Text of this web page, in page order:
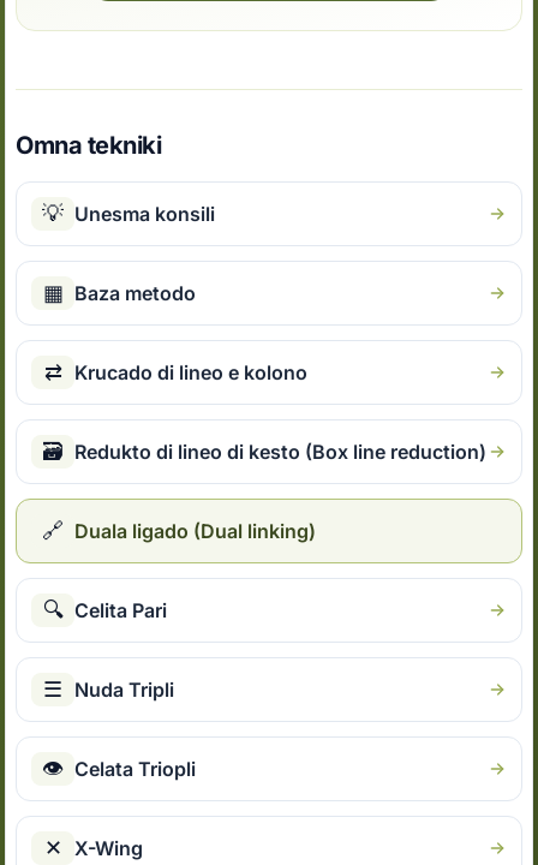
Omna tekniki
💡 Unesma konsili
▦ Baza metodo
⇄ Krucado di lineo e kolono
🗃 Redukto di lineo di kesto (Box line reduction)
🔗 Duala ligado (Dual linking)
🔍 Celita Pari
☰ Nuda Tripli
👁 Celata Triopli
✕ X-Wing